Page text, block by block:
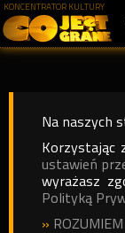
KONCENTRATOR KULTURY
Na naszych
Korzystając
ustawień
wyrażasz
Polityką
»